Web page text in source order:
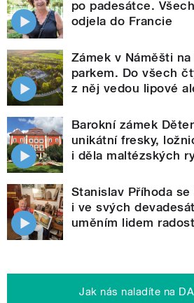
po padesátce.
odjela do Francie
Zámek v Náměšti
parkem. Do všech
z něj vedou lipové
Barokní zámek
unikátní fresky,
i děla maltézských
Stanislav Příhoda
i ve svých
uměním lidem radost
Jak nás naladíte na